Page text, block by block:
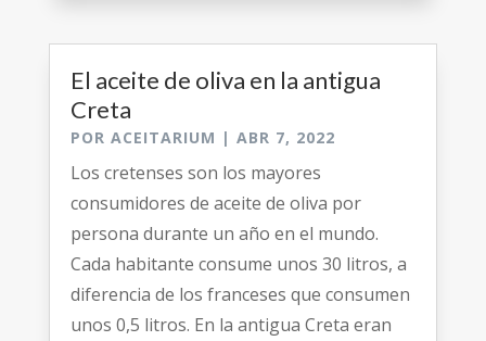
El aceite de oliva en la antigua
Creta
POR ACEITARIUM | ABR 7, 2022
Los cretenses son los mayores
consumidores de aceite de oliva por
persona durante un año en el mundo.
Cada habitante consume unos 30 litros, a
diferencia de los franceses que consumen
unos 0,5 litros. En la antigua Creta eran